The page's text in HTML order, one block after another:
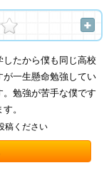
たから僕も同じ高校
が一生懸命勉強してい
勉強が苦手な僕です
。
稿ください